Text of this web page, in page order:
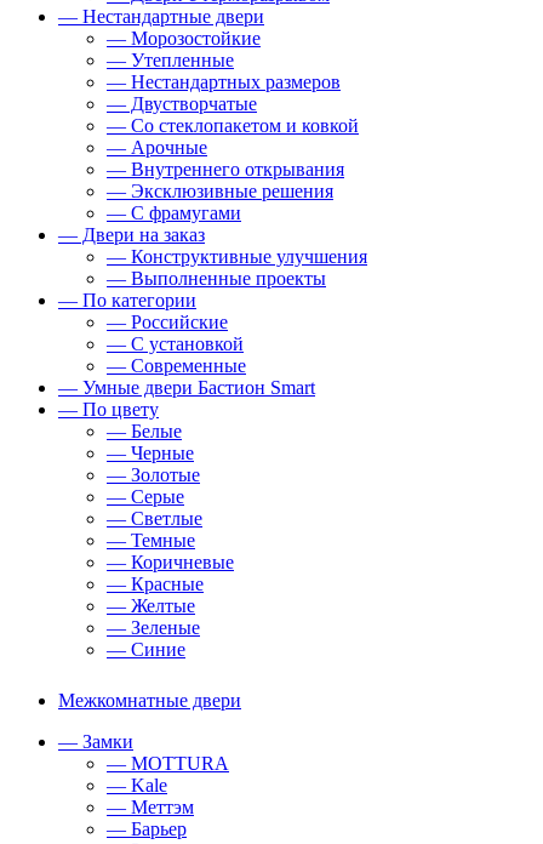
— Нестандартные двери
— Морозостойкие
— Утепленные
— Нестандартных размеров
— Двустворчатые
— Со стеклопакетом и ковкой
— Арочные
— Внутреннего открывания
— Эксклюзивные решения
— С фрамугами
— Двери на заказ
— Конструктивные улучшения
— Выполненные проекты
— По категории
— Российские
— С установкой
— Современные
— Умные двери Бастион Smart
— По цвету
— Белые
— Черные
— Золотые
— Серые
— Светлые
— Темные
— Коричневые
— Красные
— Желтые
— Зеленые
— Синие
Межкомнатные двери
— Замки
— MOTTURA
— Kale
— Меттэм
— Барьер